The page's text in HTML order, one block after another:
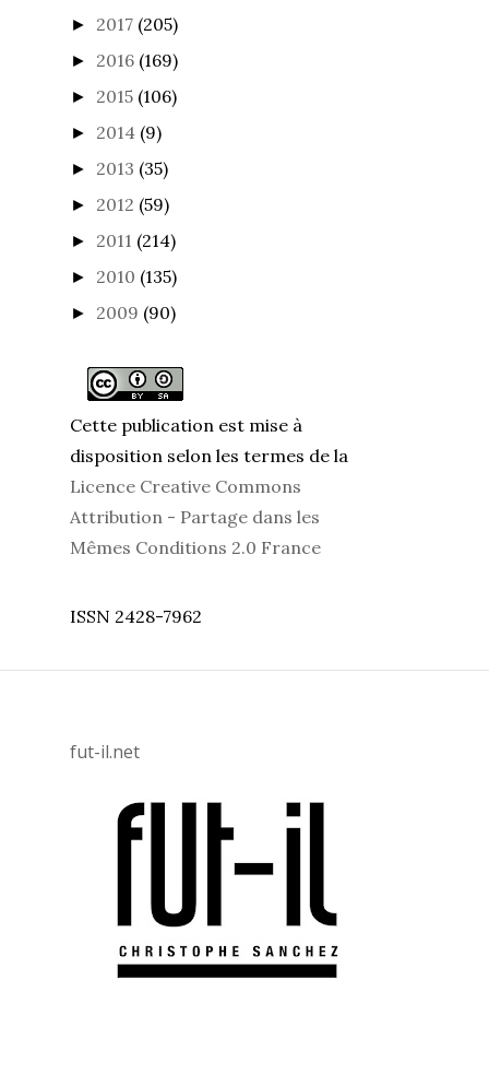
► 2017 (205)
► 2016 (169)
► 2015 (106)
► 2014 (9)
► 2013 (35)
► 2012 (59)
► 2011 (214)
► 2010 (135)
► 2009 (90)
Cette publication est mise à
disposition selon les termes de la
Licence Creative Commons
Attribution - Partage dans les
Mêmes Conditions 2.0 France
ISSN 2428-7962
fut-il.net